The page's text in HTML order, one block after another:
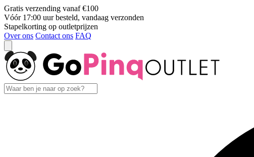
Gratis verzending vanaf €100
Vóór 17:00 uur besteld, vandaag verzonden
Stapelkorting op outletprijzen
Over ons Contact ons FAQ